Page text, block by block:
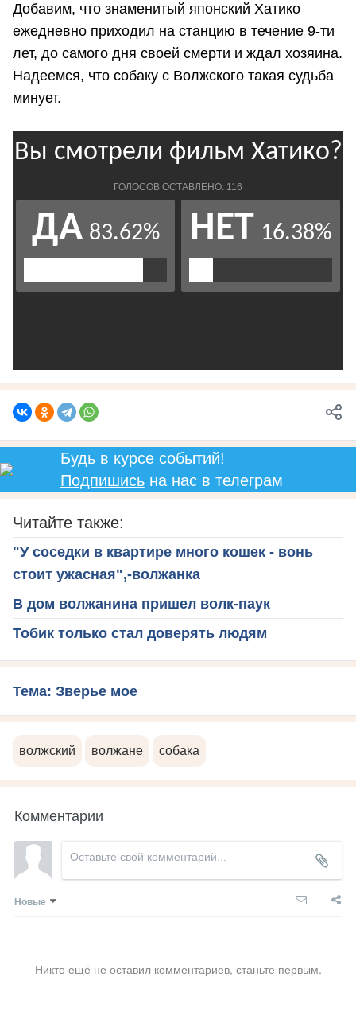
Добавим, что знаменитый японский Хатико
ежедневно приходил на станцию в течение 9-ти
лет, до самого дня своей смерти и ждал хозяина.
Надеемся, что собаку с Волжского такая судьба
минует.
Будь в курсе событий!
Подпишисьна нас в телеграм
Читайте также:
"У соседки в квартире много кошек - вонь
стоит ужасная",-волжанка
В дом волжанина пришел волк-паук
Тобик только стал доверять людям
Тема: Зверье мое
волжский волжане собака
Комментарии
Новые
Никто ещё не оставил комментариев, станьте первым.